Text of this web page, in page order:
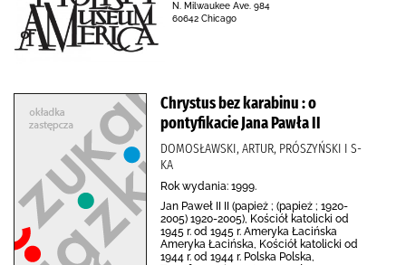
N. Milwaukee Ave. 984
60642 Chicago
Chrystus bez karabinu : o
pontyfikacie Jana Pawła II
DOMOSŁAWSKI, ARTUR, PRÓSZYŃSKI I S-
KA
Rok wydania: 1999.
Jan Paweł II II (papież ; (papież ; 1920-
2005) 1920-2005), Kościół katolicki od
1945 r. od 1945 r. Ameryka Łacińska
Ameryka Łacińska, Kościół katolicki od
1944 r. od 1944 r. Polska Polska,